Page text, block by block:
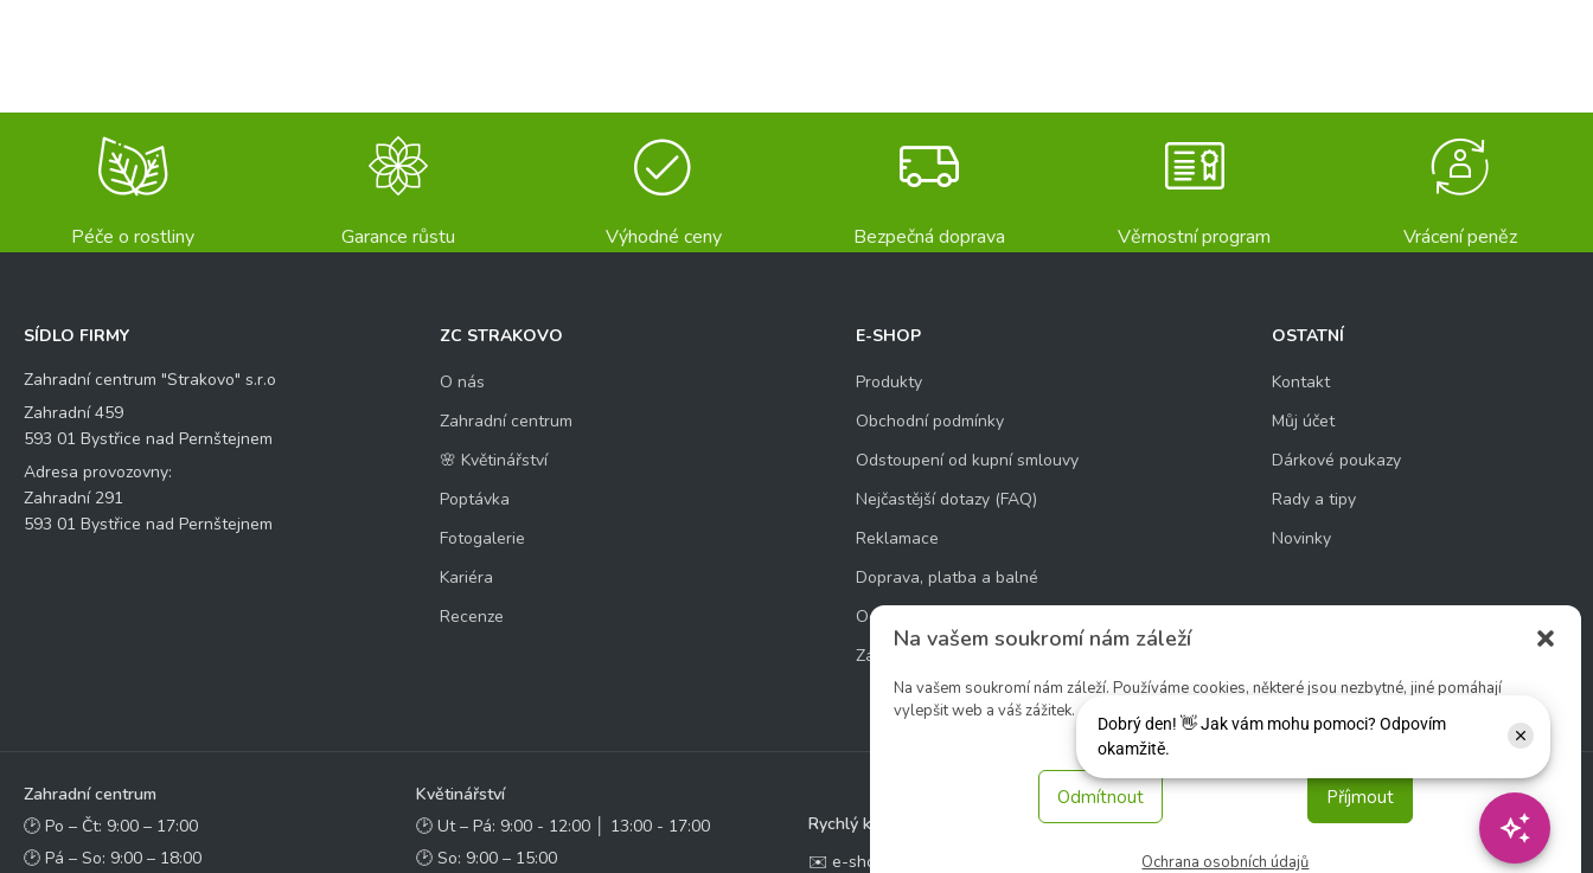
Na vašem soukromí nám záleží
Na vašem soukromí nám záleží. Používáme cookies, některé jsou nezbytné, jiné pomáhají
vylepšit web a váš zážitek.
Příjmout
Odmítnout
Ochrana osobních údajů
Péče o rostliny Garance růstu Výhodné ceny Bezpečná doprava Věrnostní program Vrácení peněz
SÍDLO FIRMY
Zahradní centrum "Strakovo" s.r.o
Zahradní 459
593 01 Bystřice nad Pernštejnem
Adresa provozovny:
Zahradní 291
593 01 Bystřice nad Pernštejnem
ZC STRAKOVO
O nás
Zahradní centrum
🌸 Květinářství
Poptávka
Fotogalerie
Kariéra
Recenze
E-SHOP
Produkty
Obchodní podmínky
Odstoupení od kupní smlouvy
Nejčastější dotazy (FAQ)
Reklamace
Doprava, platba a balné
Ochrana osobních údajů
Zásady používání souborů cookie
OSTATNÍ
Kontakt
Můj účet
Dárkové poukazy
Rady a tipy
Novinky
Zahradní centrum
🕑 Po – Čt: 9:00 – 17:00
🕑 Pá – So: 9:00 – 18:00
Květinářství
🕑 Ut – Pá: 9:00 - 12:00 │ 13:00 - 17:00
🕑 So: 9:00 – 15:00
Rychlý kontakt:
✉️ e-shop@zcstrakovo.cz